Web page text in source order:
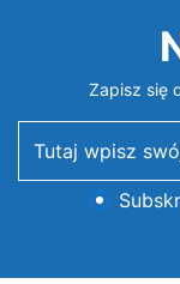
Zapisz się
newsletter